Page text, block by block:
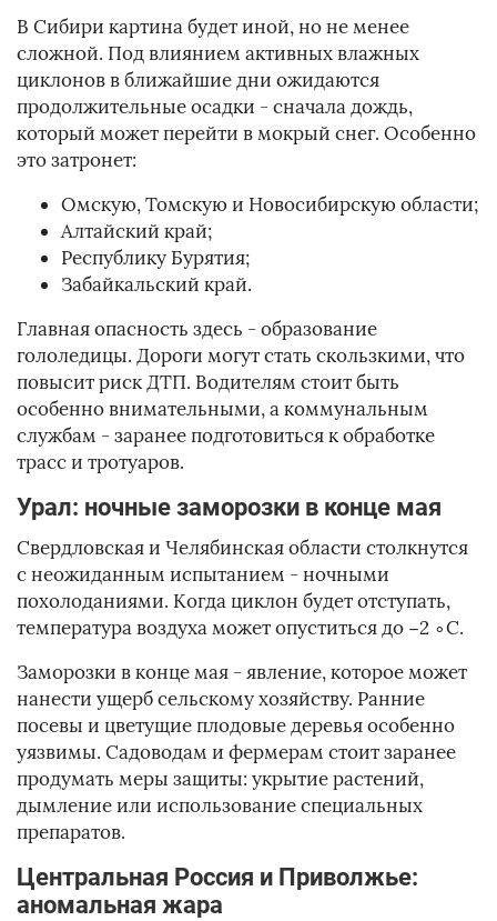
В Сибири картина будет иной, но не менее
сложной. Под влиянием активных влажных
циклонов в ближайшие дни ожидаются
продолжительные осадки - сначала дождь,
который может перейти в мокрый снег. Особенно
это затронет:
Омскую, Томскую и Новосибирскую области;
Алтайский край;
Республику Бурятия;
Забайкальский край.
Главная опасность здесь - образование
гололедицы. Дороги могут стать скользкими, что
повысит риск ДТП. Водителям стоит быть
особенно внимательными, а коммунальным
службам - заранее подготовиться к обработке
трасс и тротуаров.
Урал: ночные заморозки в конце мая
Свердловская и Челябинская области столкнутся
с неожиданным испытанием - ночными
похолоданиями. Когда циклон будет отступать,
температура воздуха может опуститься до −2 ∘C.
Заморозки в конце мая - явление, которое может
нанести ущерб сельскому хозяйству. Ранние
посевы и цветущие плодовые деревья особенно
уязвимы. Садоводам и фермерам стоит заранее
продумать меры защиты: укрытие растений,
дымление или использование специальных
препаратов.
Центральная Россия и Приволжье:
аномальная жара